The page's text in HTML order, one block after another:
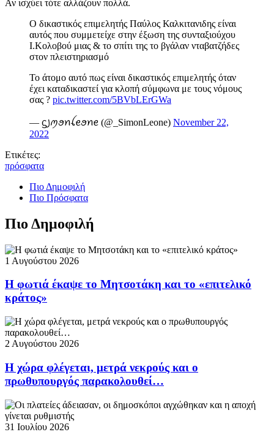
Αν ισχύει τότε αλλάζουν πολλά.
Ο δικαστικός επιμελητής Παύλος Καλκιτανιδης είναι
αυτός που συμμετείχε στην έξωση της συνταξιούχου
Ι.Κολοβού μιας & το σπίτι της το βγάλαν νταβατζήδες
στον πλειστηριασμό
Το άτομο αυτό πως είναι δικαστικός επιμελητής όταν
έχει καταδικαστεί για κλοπή σύμφωνα με τους νόμους
σας ? pic.twitter.com/5BVbLErGWa
— ᦓ꠸ꪑꪮꪀꪶꫀꪮꪀꫀ (@_SimonLeone) November 22,
2022
Ετικέτες:
πρόσφατα
Πιο Δημοφιλή
Πιο Πρόσφατα
Πιο Δημοφιλή
1 Αυγούστου 2026
Η φωτιά έκαψε το Μητσοτάκη και το «επιτελικό
κράτος»
2 Αυγούστου 2026
Η χώρα φλέγεται, μετρά νεκρούς και ο
πρωθυπουργός παρακολουθεί…
31 Ιουλίου 2026